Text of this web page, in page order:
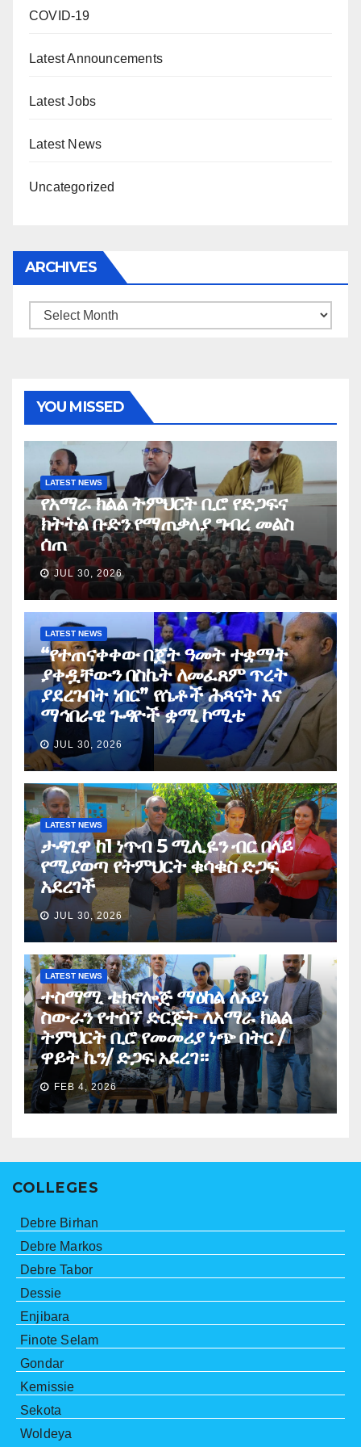
COVID-19
Latest Announcements
Latest Jobs
Latest News
Uncategorized
ARCHIVES
Archives
YOU MISSED
LATEST NEWS
የአማራ ክልል ትምህርት ቢሮ የድጋፍና
ክትትል ቡድን የማጠቃለያ ግብረ መልስ
ሰጠ
JUL 30, 2026
LATEST NEWS
“የተጠናቀቀው በጀት ዓመት ተቋማት
ያቀዷቸውን በስኬት ለመፈጸም ጥረት
ያደረጉበት ነበር” የሴቶች ሕጻናት እና
ማኅበራዊ ጉዳዮች ቋሚ ኮሚቴ
JUL 30, 2026
LATEST NEWS
ታዳጊዋ ከ1 ነጥብ 5 ሚሊዬን ብር በላይ
የሚያወጣ የትምህርት ቁሳቁስ ድጋፍ
አደረገች
JUL 30, 2026
LATEST NEWS
ተስማሚ ቴክኖሎጅ ማዕከል ለአይነ
ስውራን የተሰኘ ድርጅት ለአማራ ክልል
ትምህርት ቢሮ የመመሪያ ነጭ በትር /
ዋይት ኬን/ ድጋፍ አደረገ።
FEB 4, 2026
COLLEGES
Debre Birhan
Debre Markos
Debre Tabor
Dessie
Enjibara
Finote Selam
Gondar
Kemissie
Sekota
Woldeya